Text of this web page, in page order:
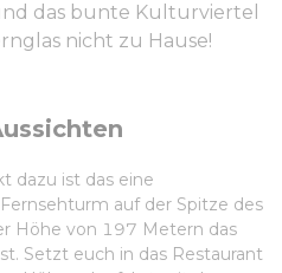
das bunte Kulturviertel
nicht zu Hause!
dazu ist das eine
auf der Spitze des
Höhe von 197 Metern das
Setzt euch in das Restaurant